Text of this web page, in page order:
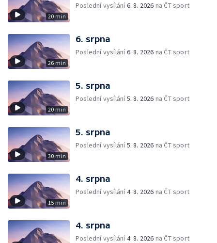
20 min
Poslední vysílání6. 8. 2026 na ČT sport
26 min
6. srpna
Poslední vysílání6. 8. 2026 na ČT sport
20 min
5. srpna
Poslední vysílání5. 8. 2026 na ČT sport
30 min
5. srpna
Poslední vysílání5. 8. 2026 na ČT sport
15 min
4. srpna
Poslední vysílání4. 8. 2026 na ČT sport
4. srpna
Poslední vysílání4. 8. 2026 na ČT sport